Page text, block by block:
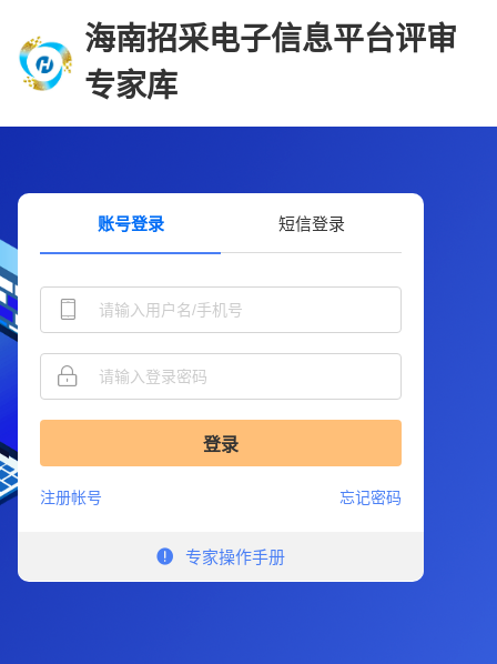
海南招采电子信息平台评审
专家库
账号登录 短信登录
登录
注册帐号 忘记密码
专家操作手册